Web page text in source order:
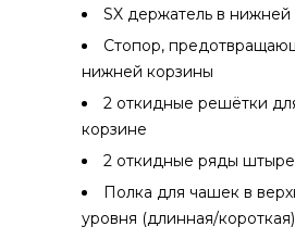
SX держатель в нижней
Стопор,
нижней корзины
2 откидные решётки
корзине
2 откидные ряды
Полка для чашек в
уровня (длинная/короткая)